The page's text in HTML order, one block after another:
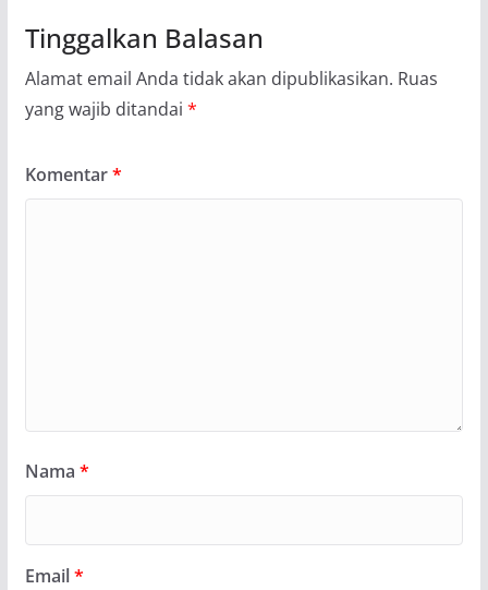
Tinggalkan Balasan
Alamat email Anda tidak akan dipublikasikan. Ruas
yang wajib ditandai *
Komentar*
Nama *
Email*